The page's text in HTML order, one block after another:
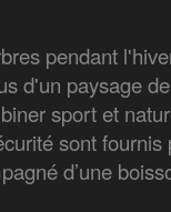
pendant
d'un paysage
sport et
sont
d’une